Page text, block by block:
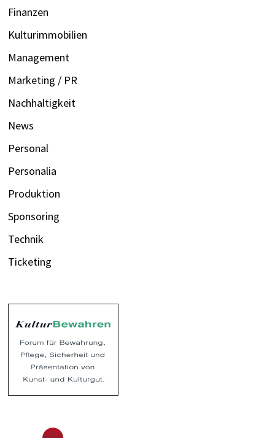
Finanzen
Kulturimmobilien
Management
Marketing / PR
Nachhaltigkeit
News
Personal
Personalia
Produktion
Sponsoring
Technik
Ticketing